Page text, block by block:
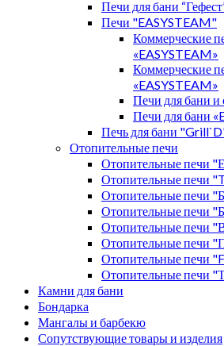
Печи для бани
Печи "EASYSTEAM"
Коммерческие
«EASYSTEAM»
Коммерческие
«EASYSTEAM»
Печи для бани
Печи для бани
Печь для бани
Отопительные печи
Отопительные печи
Отопительные печи
Отопительные печи
Отопительные печи
Отопительные печи
Отопительные печи
Отопительные печи
Отопительные печи
Камни для бани
Бондарка
Мангалы и барбекю
Сопутствующие товары и изделия